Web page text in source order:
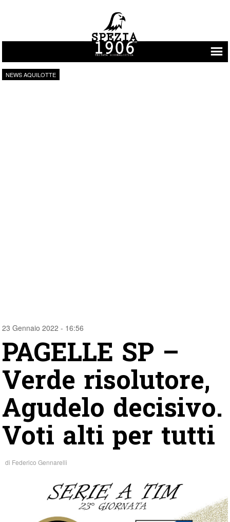
Vai al contenuto
NEWS AQUILOTTE
23 Gennaio 2022 - 16:56
PAGELLE SP –
Verde risolutore,
Agudelo decisivo.
Voti alti per tutti
di Federico Gennarelli